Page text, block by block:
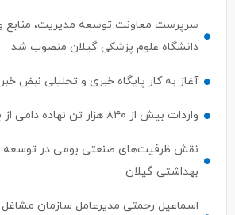
سرپرست معاونت توسعه مدیریت، منابع و
دانشگاه علوم پزشکی گیلان منصوب شد
آغاز به کار پایگاه خبری و تحلیلی نبض خبر
واردات بیش از ۸۴۰ هزار تن نهاده دامی از بنادر كاسپین و انزلی
نقش ظرفیت‌های صنعتی بومی در توسعه
بهداشتی گیلان
اسماعیل رحمتی مدیرعامل سازمان مشاغل